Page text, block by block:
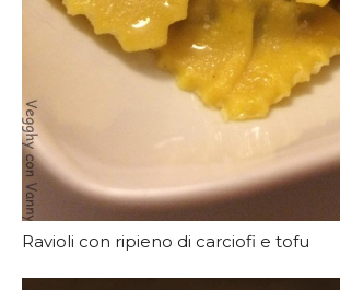
Ravioli con ripieno di carciofi e tofu